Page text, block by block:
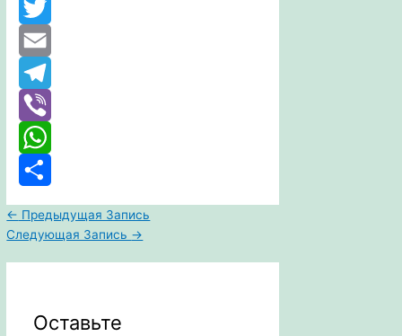
Odnoklassniki
Twitter
Email
Telegram
Viber
WhatsApp
Отправить
← Предыдущая Запись
Следующая Запись →
Оставьте